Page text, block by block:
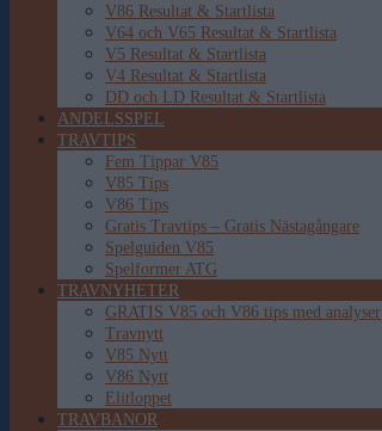
V86 Resultat & Startlista
V64 och V65 Resultat & Startlista
V5 Resultat & Startlista
V4 Resultat & Startlista
DD och LD Resultat & Startlista
ANDELSSPEL
TRAVTIPS
Fem Tippar V85
V85 Tips
V86 Tips
Gratis Travtips – Gratis Nästagångare
Spelguiden V85
Spelformer ATG
TRAVNYHETER
GRATIS V85 och V86 tips med analyser
Travnytt
V85 Nytt
V86 Nytt
Elitloppet
TRAVBANOR